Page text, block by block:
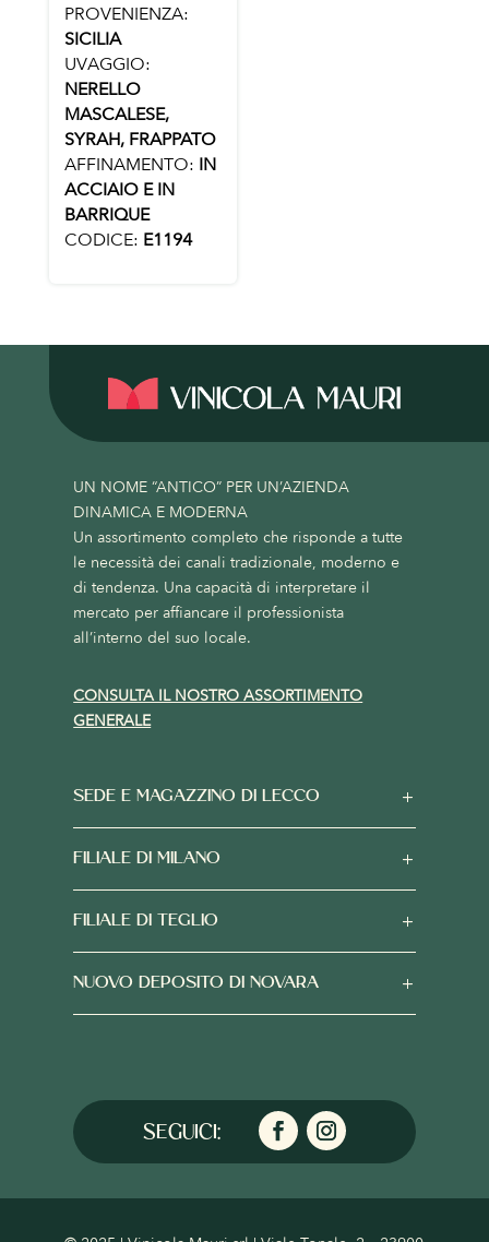
PROVENIENZA:
SICILIA
UVAGGIO:
NERELLO
MASCALESE,
SYRAH, FRAPPATO
AFFINAMENTO: IN
ACCIAIO E IN
BARRIQUE
CODICE: E1194
UN NOME “ANTICO” PER UN’AZIENDA
DINAMICA E MODERNA
Un assortimento completo che risponde a tutte
le necessità dei canali tradizionale, moderno e
di tendenza. Una capacità di interpretare il
mercato per affiancare il professionista
all’interno del suo locale.
CONSULTA IL NOSTRO ASSORTIMENTO
GENERALE
SEDE E MAGAZZINO DI LECCO
FILIALE DI MILANO
FILIALE DI TEGLIO
NUOVO DEPOSITO DI NOVARA